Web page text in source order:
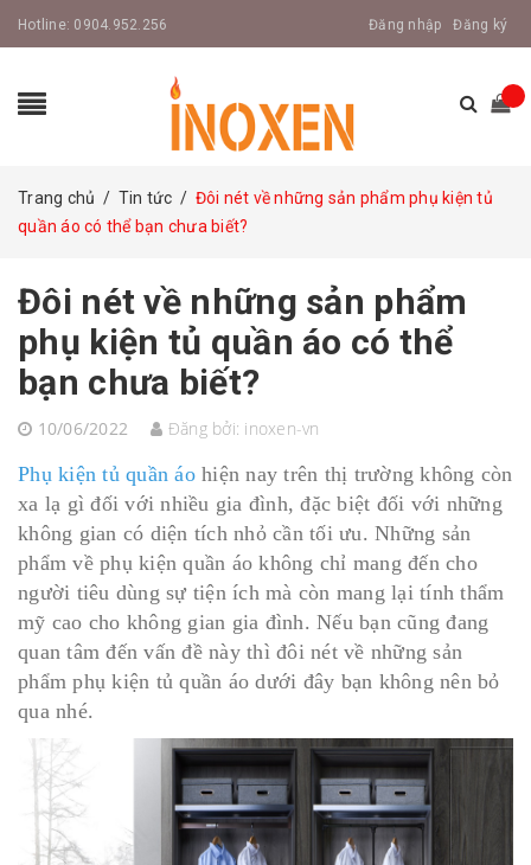
Hotline: 0904.952.256 Đăng nhập Đăng ký
Trang chủ / Tin tức / Đôi nét về những sản phẩm phụ kiện tủ
quần áo có thể bạn chưa biết?
Đôi nét về những sản phẩm
phụ kiện tủ quần áo có thể
bạn chưa biết?
10/06/2022 Đăng bởi: inoxen-vn
Phụ kiện tủ quần áohiện nay trên thị trường không còn
xa lạ gì đối với nhiều gia đình, đặc biệt đối với những
không gian có diện tích nhỏ cần tối ưu. Những sản
phẩm về phụ kiện quần áo không chỉ mang đến cho
người tiêu dùng sự tiện ích mà còn mang lại tính thẩm
mỹ cao cho không gian gia đình. Nếu bạn cũng đang
quan tâm đến vấn đề này thì đôi nét về những sản
phẩm phụ kiện tủ quần áo dưới đây bạn không nên bỏ
qua nhé.